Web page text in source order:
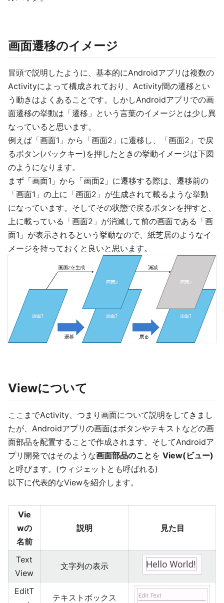
画面遷移のイメージ
冒頭で説明したように、基本的にAndroidアプリは複数の
Activityによって構成されており、Activity間の遷移とい
う動きはよくあることです。しかしAndroidアプリでの画
面遷移の挙動は「遷移」という言葉のイメージとは少し異
なっていると思います。
例えば「画面1」から「画面2」に遷移し、「画面2」で戻
るボタン(バックキー)を押したときの挙動イメージは下図
のようになります。
まず「画面1」から「画面2」に遷移する際は、遷移前の
「画面1」の上に「画面2」が生成されて載るような挙動
になっています。そしてその状態で戻るボタンを押すと、
上に載っている「画面2」が消滅して前の画面である「画
面1」が表示されるという挙動なので、紙芝居のようなイ
メージを持っておくと良いと思います。
Viewについて
ここまでActivity、つまり画面について説明をしてきまし
たが、Androidアプリの画面はボタンやテキストなどの画
面部品を配置することで作成されます。そしてAndroidア
プリ開発ではそのような画面部品のこと を View(ビュー)
と呼びます。(ウィジェットとも呼ばれる)
以下に代表的なViewを紹介します。
Vie
wの
名前
説明 見た目
Text
View
文字列の表示
EditT
テキストボックス